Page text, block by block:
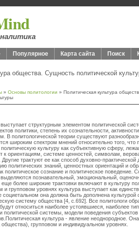
Популярное Карта сайта Поиск
общества. Сущность политической
» Основы политологии » Политическая культура
выступает структурным элементом политической
политики, степень их сознательности,
В политологической теории существуют
широким спектром мнений относительно того, что
культуру как субъективную сферу,
к ориентациям, системе ценностей, символам,
трактуют ее как способ духовно-практической
политических знаний, ценностных ориентаций и
политическое сознание и политическое поведение.
выделяются познавательный, эмоциональный,
более широкие трактовки включают в культуру
и групповом уровнях культура выступает как
социетальном она должна быть дополнена культурой
систему общества [4, с.692]. Все политологи
относиться наиболее устоявшиеся, наиболее
политической системы, модели поведения
культура - явление неоднородное.
общества), групповом и индивидуальном уровнях.